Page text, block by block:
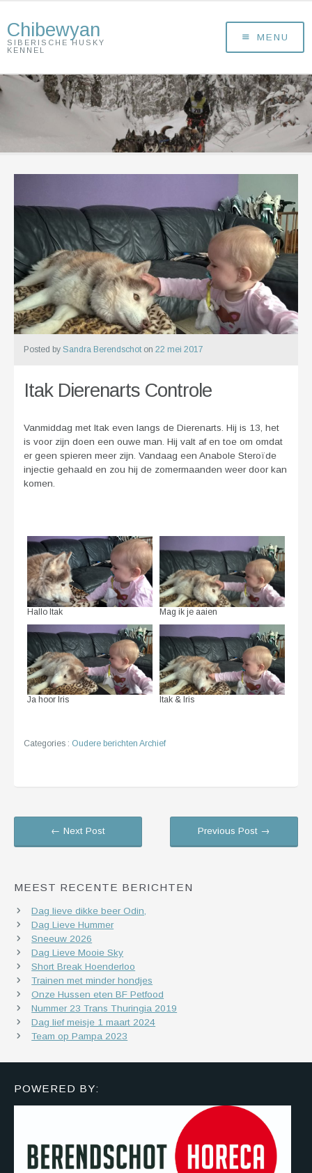
Chibewyan
SIBERISCHE HUSKY
KENNEL
MENU
Posted by Sandra Berendschoton 22 mei 2017
Itak Dierenarts Controle
Vanmiddag met Itak even langs de Dierenarts. Hij is 13, het
is voor zijn doen een ouwe man. Hij valt af en toe om omdat
er geen spieren meer zijn. Vandaag een Anabole Steroïde
injectie gehaald en zou hij de zomermaanden weer door kan
komen.
Hallo Itak Mag ik je aaien
Ja hoor Iris Itak & Iris
Categories : Oudere berichten Archief
← Next Post Previous Post →
MEEST RECENTE BERICHTEN
Dag lieve dikke beer Odin,
Dag Lieve Hummer
Sneeuw 2026
Dag Lieve Mooie Sky
Short Break Hoenderloo
Trainen met minder hondjes
Onze Hussen eten BF Petfood
Nummer 23 Trans Thuringia 2019
Dag lief meisje 1 maart 2024
Team op Pampa 2023
POWERED BY: